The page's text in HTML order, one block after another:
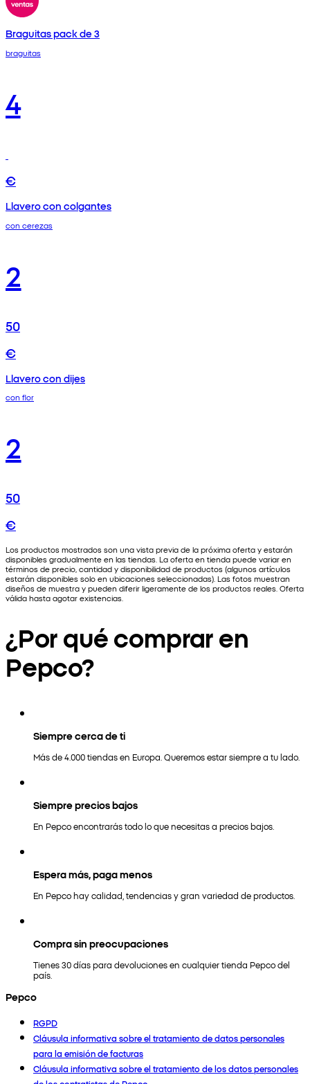
Braguitas pack de 3
braguitas
4
€
Llavero con colgantes
con cerezas
2
50
€
Llavero con dijes
con flor
2
50
€
Los productos mostrados son una vista previa de la próxima oferta y estarán
disponibles gradualmente en las tiendas. La oferta en tienda puede variar en
términos de precio, cantidad y disponibilidad de productos (algunos artículos
estarán disponibles solo en ubicaciones seleccionadas). Las fotos muestran
diseños de muestra y pueden diferir ligeramente de los productos reales. Oferta
válida hasta agotar existencias.
¿Por qué comprar en
Pepco?
Siempre cerca de ti
Más de 4.000 tiendas en Europa. Queremos estar siempre a tu lado.
Siempre precios bajos
En Pepco encontrarás todo lo que necesitas a precios bajos.
Espera más, paga menos
En Pepco hay calidad, tendencias y gran variedad de productos.
Compra sin preocupaciones
Tienes 30 días para devoluciones en cualquier tienda Pepco del
país.
Pepco
RGPD
Cláusula informativa sobre el tratamiento de datos personales
para la emisión de facturas
Cláusula informativa sobre el tratamiento de los datos personales